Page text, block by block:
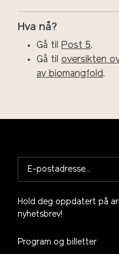
Hva nå?
Gå til Post 5.
Gå til oversikten
av biomangfold.
Hold deg oppdatert på
nyhetsbrev!
Program og billetter